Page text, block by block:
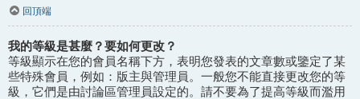
回頂端
我的等級是甚麼？要如何更改？
等級顯示在您的會員名稱下方，表明您發表的文章數或鑒定了某
些特殊會員，例如：版主與管理員。一般您不能直接更改您的等
級，它們是由討論區管理員設定的。請不要為了提高等級而濫用